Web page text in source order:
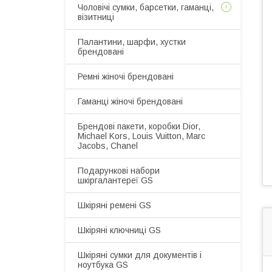
Чоловічі сумки, барсетки, гаманці,
візитниці
Палантини, шарфи, хустки
брендовані
Ремні жіночі брендовані
Гаманці жіночі брендовані
Брендові пакети, коробки Dior,
Michael Kors, Louis Vuitton, Marc
Jacobs, Chanel
Подарункові набори
шкіргалантереї GS
Шкіряні ремені GS
Шкіряні ключниці GS
Шкіряні сумки для документів і
ноутбука GS